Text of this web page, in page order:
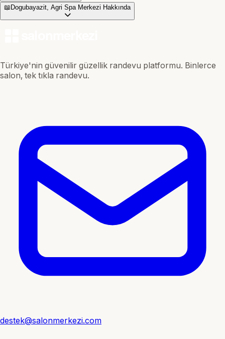
📖 Dogubayazit, Agri Spa Merkezi Hakkında
Türkiye'nin güvenilir güzellik randevu platformu. Binlerce
salon, tek tıkla randevu.
destek@salonmerkezi.com